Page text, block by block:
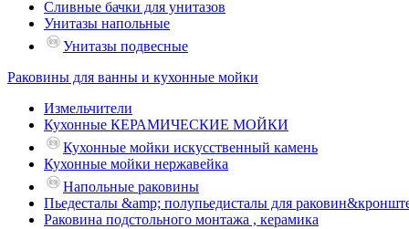
Сливные бачки для унитазов
Унитазы напольные
Унитазы подвесные
Раковины для ванны и кухонные мойки
Измельчители
Кухонные КЕРАМИЧЕСКИЕ МОЙКИ
Кухонные мойки искусственный камень
Кухонные мойки нержавейка
Напольные раковины
Пьедесталы &amp; полупьедисталы для
Раковина подстольного монтажа , керамика